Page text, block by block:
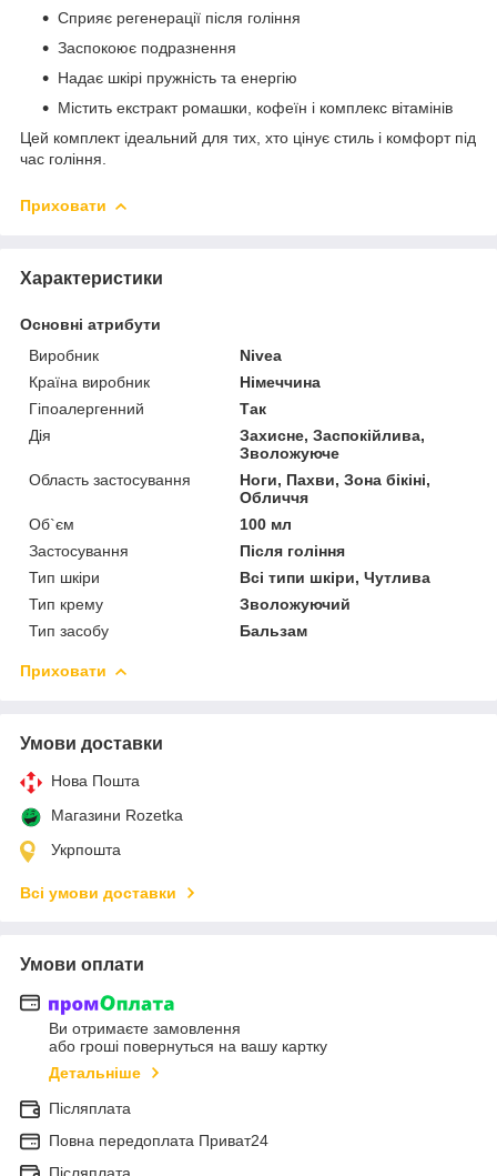
Сприяє регенерації після гоління
Заспокоює подразнення
Надає шкірі пружність та енергію
Містить екстракт ромашки, кофеїн і комплекс вітамінів
Цей комплект ідеальний для тих, хто цінує стиль і комфорт під
час гоління.
Приховати
Характеристики
Основні атрибути
Виробник
Nivea
Країна виробник
Німеччина
Гіпоалергенний
Так
Дія
Захисне, Заспокійлива,
Зволожуюче
Область застосування
Ноги, Пахви, Зона бікіні,
Обличчя
Об`єм
100 мл
Застосування
Після гоління
Тип шкіри
Всі типи шкіри, Чутлива
Тип крему
Зволожуючий
Тип засобу
Бальзам
Приховати
Умови доставки
Нова Пошта
Магазини Rozetka
Укрпошта
Всі умови доставки
Умови оплати
Ви отримаєте замовлення
або гроші повернуться на вашу картку
Детальніше
Післяплата
Повна передоплата Приват24